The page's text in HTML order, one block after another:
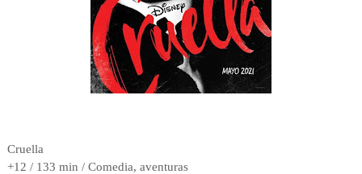
Cruella
+12 / 133 min / Comedia, aventuras